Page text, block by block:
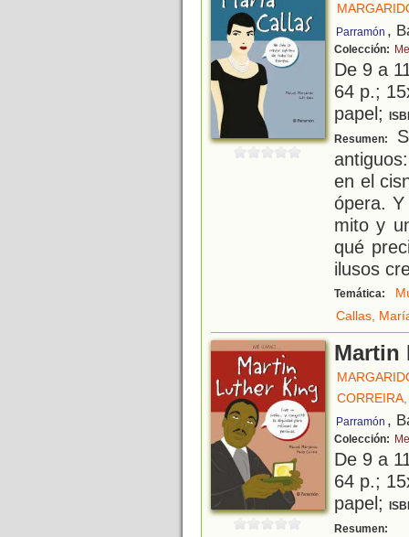
Parramón ,
Colección:
De 9 a
64 p.;
papel;
Resumen:
en el
ópera.
mito y
qué
ilusos
Temática:
Callas,
Martin
Parramón ,
Colección:
De 9 a
64 p.;
papel;
Resumen: